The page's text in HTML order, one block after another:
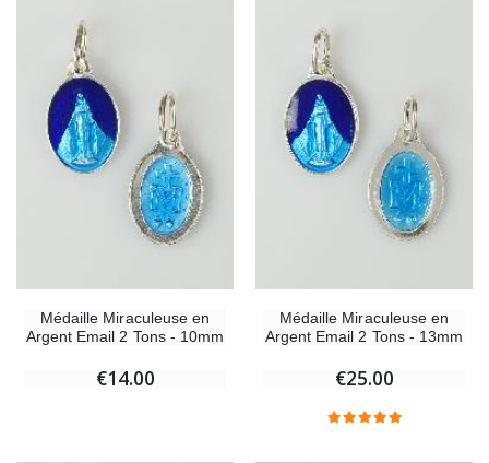
Médaille Miraculeuse en
Argent Email 2 Tons - 10mm
€14.00
Médaille Miraculeuse en
Argent Email 2 Tons - 13mm
€25.00